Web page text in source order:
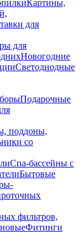
Картины,
для
для
Новогодние
Светодиодные
Подарочные
поддоны,
со
Спа-бассейны с
Бытовые
фильтров,
Фитинги